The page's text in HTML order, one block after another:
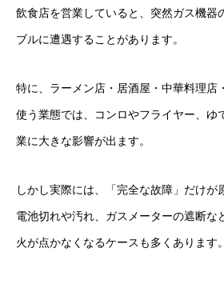
飲食店を営業していると、突然ガス機器
ブルに遭遇することがあります。
特に、ラーメン店・居酒屋・中華料理店
使う業態では、コンロやフライヤー、ゆ
業に大きな影響が出ます。
しかし実際には、「完全な故障」だけが
電池切れや汚れ、ガスメーターの遮断な
火が点かなくなるケースも多くあります。